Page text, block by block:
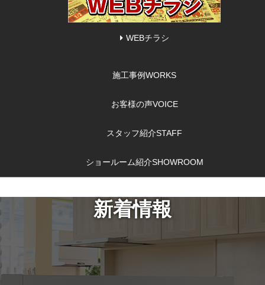
WEBチラシ
施工事例WORKS
お客様の声VOICE
スタッフ紹介STAFF
ショールーム紹介SHOWROOM
新着情報